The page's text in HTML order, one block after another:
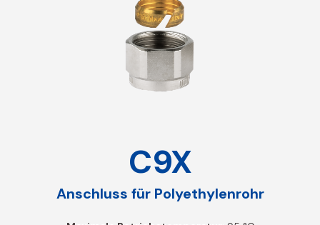
C9X
Anschluss für Polyethylenrohr